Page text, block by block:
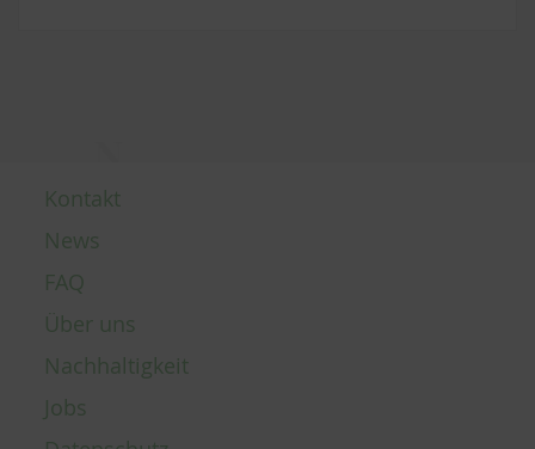
Kontakt
News
FAQ
Über uns
Nachhaltigkeit
Jobs